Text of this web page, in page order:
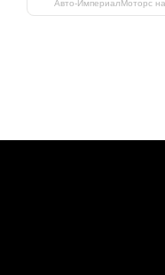
Авто-ИмпериалМоторс